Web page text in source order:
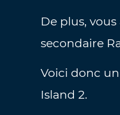
De plus,
secondaire
Voici donc
Island 2.